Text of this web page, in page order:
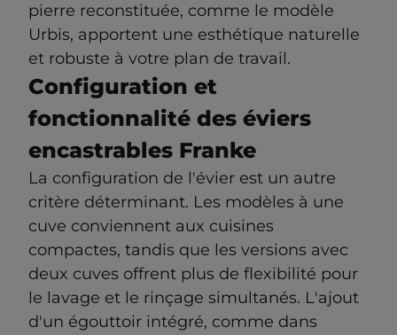
pierre reconstituée, comme le modèle
Urbis, apportent une esthétique naturelle
et robuste à votre plan de travail.
Configuration et
fonctionnalité des éviers
encastrables Franke
La configuration de l'évier est un autre
critère déterminant. Les modèles à une
cuve conviennent aux cuisines
compactes, tandis que les versions avec
deux cuves offrent plus de flexibilité pour
le lavage et le rinçage simultanés. L'ajout
d'un égouttoir intégré, comme dans